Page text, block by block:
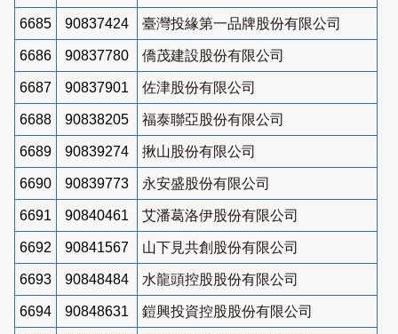
6685 90837424 臺灣投緣第一品牌股份有限公司
6686 90837780 僑茂建設股份有限公司
6687 90837901 佐津股份有限公司
6688 90838205 福泰聯亞股份有限公司
6689 90839274 揪山股份有限公司
6690 90839773 永安盛股份有限公司
6691 90840461 艾潘葛洛伊股份有限公司
6692 90841567 山下見共創股份有限公司
6693 90848484 水龍頭控股股份有限公司
6694 90848631 鎧興投資控股股份有限公司